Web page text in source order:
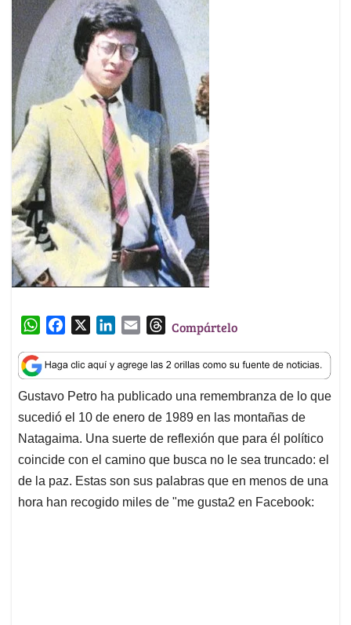
W
a
t
s
A
p
p
c
e
b
o
o
k
n
k
e
d
I
n
a
i
l
T
r
e
a
d
s
Compártelo
Gustavo Petro ha publicado una remembranza de lo que
sucedió el 10 de enero de 1989 en las montañas de
Natagaima. Una suerte de reflexión que para él político
coincide con el camino que busca no le sea truncado: el
de la paz. Estas son sus palabras que en menos de una
hora han recogido miles de "me gusta2 en Facebook: